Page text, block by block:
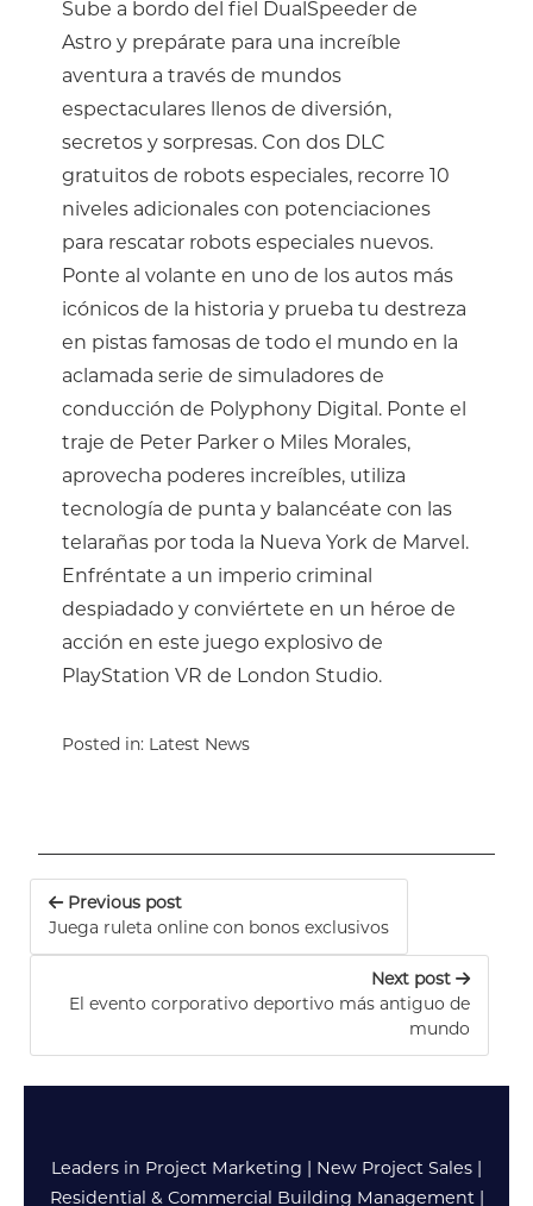
Sube a bordo del fiel DualSpeeder de
Astro y prepárate para una increíble
aventura a través de mundos
espectaculares llenos de diversión,
secretos y sorpresas. Con dos DLC
gratuitos de robots especiales, recorre 10
niveles adicionales con potenciaciones
para rescatar robots especiales nuevos.
Ponte al volante en uno de los autos más
icónicos de la historia y prueba tu destreza
en pistas famosas de todo el mundo en la
aclamada serie de simuladores de
conducción de Polyphony Digital. Ponte el
traje de Peter Parker o Miles Morales,
aprovecha poderes increíbles, utiliza
tecnología de punta y balancéate con las
telarañas por toda la Nueva York de Marvel.
Enfréntate a un imperio criminal
despiadado y conviértete en un héroe de
acción en este juego explosivo de
PlayStation VR de London Studio.
Posted in: Latest News
Previous post
Juega ruleta online con bonos exclusivos
Next post
El evento corporativo deportivo más antiguo de
mundo
Leaders in Project Marketing New Project Sales
Residential & Commercial Building Management|